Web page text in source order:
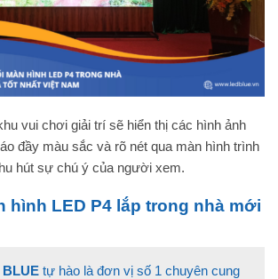
vui chơi giải trí sẽ hiển thị các hình ảnh
đầy màu sắc và rõ nét qua màn hình trình
hút sự chú ý của người xem.
hình LED P4 lắp trong nhà mới
tự hào là đơn vị số 1 chuyên cung